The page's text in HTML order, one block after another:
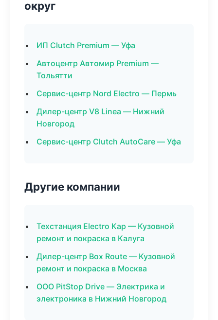
округ
ИП Clutch Premium — Уфа
Автоцентр Автомир Premium —
Тольятти
Сервис-центр Nord Electro — Пермь
Дилер-центр V8 Linea — Нижний
Новгород
Сервис-центр Clutch AutoCare — Уфа
Другие компании
Техстанция Electro Кар — Кузовной
ремонт и покраска в Калуга
Дилер-центр Box Route — Кузовной
ремонт и покраска в Москва
ООО PitStop Drive — Электрика и
электроника в Нижний Новгород